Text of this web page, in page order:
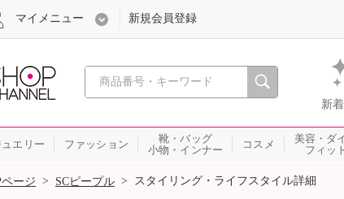
心おどる、瞬間を。通販・テレビショ
新
マイメニュー 新規会員登録
ュエリー ファッション
靴・バッグ
小物・インナー
コスメ
美容・ダ
フィッ
ージ > SCピープル > スタイリング・ライフスタイル詳細